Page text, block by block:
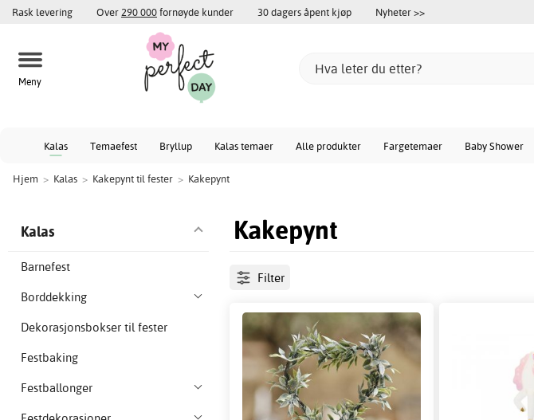
Rask levering Over 290 000fornøyde kunder 30 dagers åpent kjøp Nyheter >>
Meny
Kalas Temaefest Bryllup Kalas temaer Alle produkter Fargetemaer Baby Shower
Hjem > Kalas > Kakepynt til fester > Kakepynt
Kakepynt
Kalas
Barnefest
Borddekking
Dekorasjonsbokser til fester
Festbaking
Festballonger
Filter